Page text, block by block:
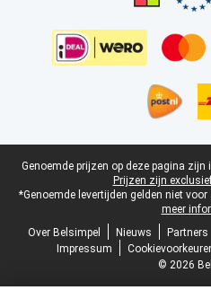
Juridische voettekst
Genoemde prijzen op deze pagina
Prijzen zijn
*Genoemde levertijden gelden niet
meer
Over Belsimpel
Nieuws Partners
Impressum
© 2026